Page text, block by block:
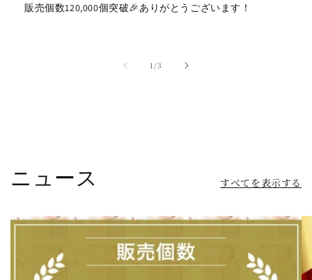
販売個数120,000個突破🎉ありがとうございます！
1/の
3
ニュース すべてを表示する